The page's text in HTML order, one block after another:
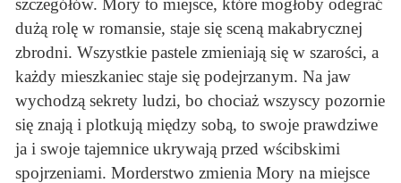
dużą rolę w romansie, staje się sceną makabrycznej
zbrodni. Wszystkie pastele zmieniają się w szarości, a
każdy mieszkaniec staje się podejrzanym. Na jaw
wychodzą sekrety ludzi, bo chociaż wszyscy pozornie
się znają i plotkują między sobą, to swoje prawdziwe
ja i swoje tajemnice ukrywają przed wścibskimi
spojrzeniami. Morderstwo zmienia Mory na miejsce